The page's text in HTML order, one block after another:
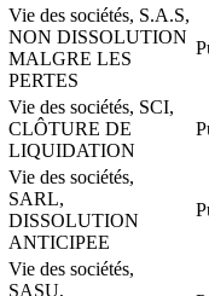
Vie des sociétés, S.A.S,
NON DISSOLUTION
MALGRE LES
PERTES
Vie des sociétés, SCI,
CLÔTURE DE
LIQUIDATION
Vie des sociétés,
SARL,
DISSOLUTION
ANTICIPEE
Vie des sociétés,
SASU,